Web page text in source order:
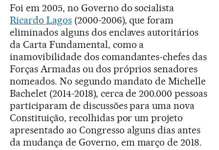
Foi em 2005, no Governo do socialista
Ricardo Lagos(2000-2006), que foram
eliminados alguns dos enclaves autoritários
da Carta Fundamental, como a
inamovibilidade dos comandantes-chefes das
Forças Armadas ou dos próprios senadores
nomeados. No segundo mandato de Michelle
Bachelet (2014-2018), cerca de 200.000 pessoas
participaram de discussões para uma nova
Constituição, recolhidas por um projeto
apresentado ao Congresso alguns dias antes
da mudança de Governo, em março de 2018.